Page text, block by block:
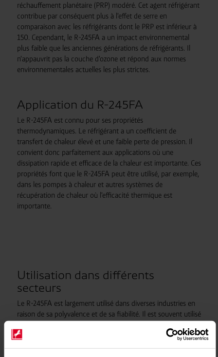
réchauffement planétaire (PRP) modéré. Cet agent réfrigérant
contribue par conséquent plus à l'effet de serre en
comparaison avec les réfrigérants dont le PRP est inférieur à
150. Cependant, le R-245FA a un impact environnemental
plus faible que les anciennes générations de réfrigérants. Il
n'appauvrit pas la couche d'ozone et répond aux normes
environnementales actuelles les plus strictes.
Application du R-245FA
Le R-245FA est connu pour ses propriétés
thermodynamiques. Le réfrigérant a un coefficient de
transfert de chaleur élevé et une faible perte de pression. Il
convient donc parfaitement aux applications où une
dissipation rapide et efficace de la chaleur est importante. Ces
propriétés font que le R-245FA peut être utilisé, par exemple,
dans les pompes à chaleur et autres systèmes de
récupération de chaleur où l'efficacité thermique est
importante.
Utilisation dans différents
secteurs
Le R-245FA est largement utilisé dans diverses industries en
raison de sa polyvalence et de sa fiabilité. Il est souvent utilisé
commerciaux où il permet de maintenir des températures